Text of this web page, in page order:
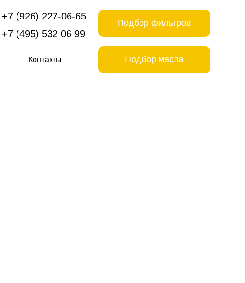
Контакты
Подбор фильтров
Подбор масла
+7 (926) 227-06-65
+7 (495) 532 06 99